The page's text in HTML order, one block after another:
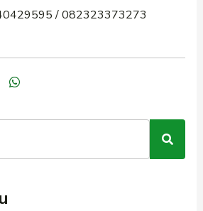
/ 082323373273